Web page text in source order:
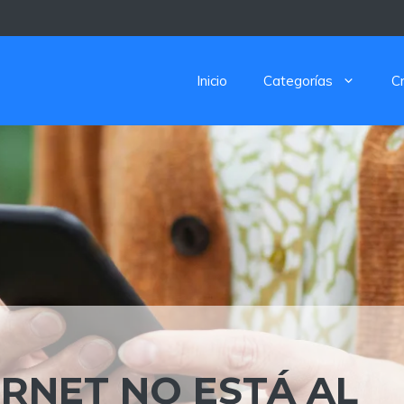
Inicio Categorías
NO ESTÁ AL